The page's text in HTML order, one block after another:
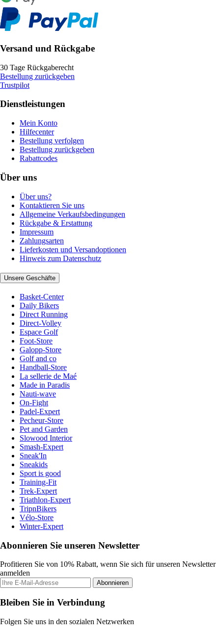
Versand und Rückgabe
30 Tage Rückgaberecht
Bestellung zurückgeben
Trustpilot
Dienstleistungen
Mein Konto
Hilfecenter
Bestellung verfolgen
Bestellung zurückgeben
Rabattcodes
Über uns
Über uns?
Kontaktieren Sie uns
Allgemeine Verkaufsbedingungen
Rückgabe & Erstattung
Impressum
Zahlungsarten
Lieferkosten und Versandoptionen
Hinweis zum Datenschutz
Unsere Geschäfte
Basket-Center
Daily Bikers
Direct Running
Direct-Volley
Espace Golf
Foot-Store
Galopp-Store
Golf and co
Handball-Store
La sellerie de Maé
Made in Paradis
Nauti-wave
On-Fight
Padel-Expert
Pecheur-Store
Pet and Garden
Slowood Interior
Smash-Expert
Sneak'In
Sneakids
Sport is good
Training-Fit
Trek-Expert
Triathlon-Expert
TripnBikers
Vélo-Store
Winter-Expert
Abonnieren Sie unseren Newsletter
Profitieren Sie von 10% Rabatt, wenn Sie sich für unseren Newsletter
anmelden
Abonnieren
Bleiben Sie in Verbindung
Folgen Sie uns in den sozialen Netzwerken